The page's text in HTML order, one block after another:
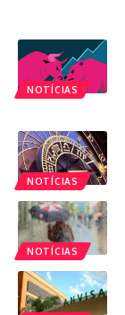
NOTÍCIAS
NOTÍCIAS
NOTÍCIAS